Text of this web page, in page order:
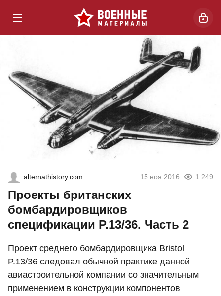
alternathistory.com 15 ноя 2016 1 249
Проекты британских
бомбардировщиков
спецификации P.13/36. Часть 2
Проект среднего бомбардировщика Bristol
P.13/36 следовал обычной практике данной
авиастроительной компании со значительным
применением в конструкции компонентов